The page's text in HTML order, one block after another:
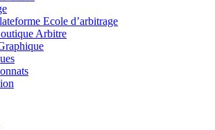
Ecole d’arbitrage
Arbitre